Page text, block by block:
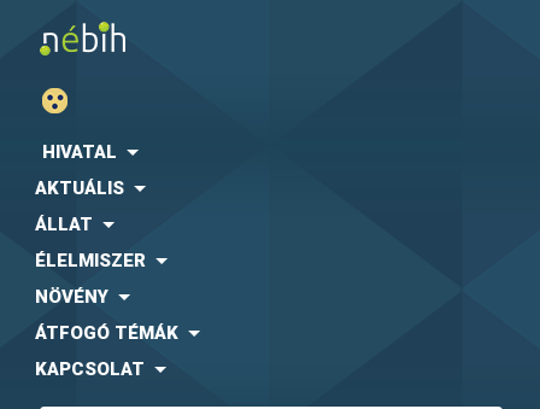
HIVATAL
AKTUÁLIS
ÁLLAT
ÉLELMISZER
NÖVÉNY
ÁTFOGÓ TÉMÁK
KAPCSOLAT